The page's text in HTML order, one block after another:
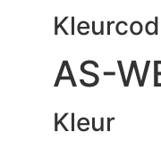
AS-
Kleur